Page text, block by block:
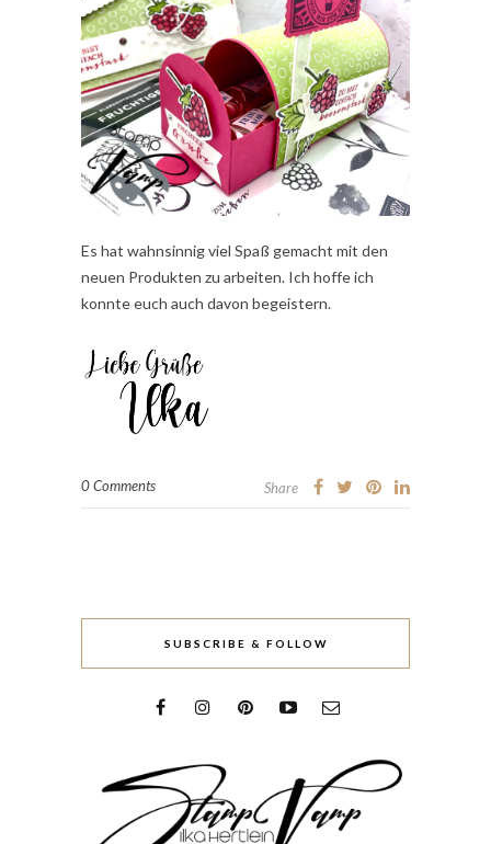
Es hat wahnsinnig viel Spaß gemacht mit den
neuen Produkten zu arbeiten. Ich hoffe ich
konnte euch auch davon begeistern.
0 Comments Share
SUBSCRIBE & FOLLOW